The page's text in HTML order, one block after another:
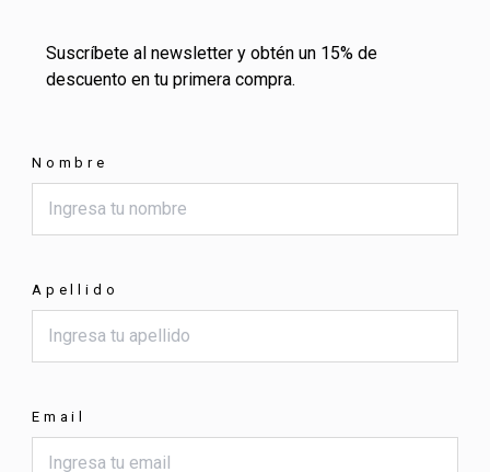
Suscríbete al newsletter y obtén un 15% de
descuento en tu primera compra.
Nombre
Apellido
Email